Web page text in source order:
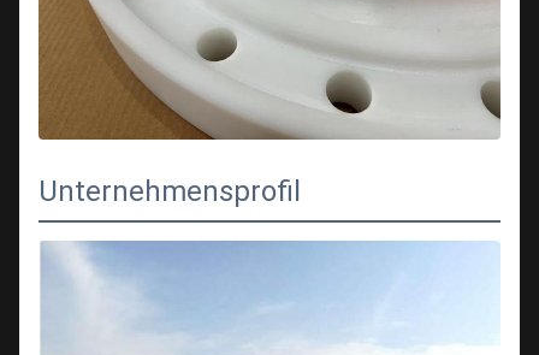
Unternehmensprofil